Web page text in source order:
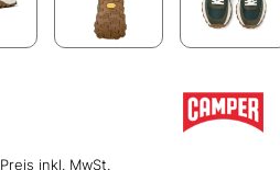
Preis inkl. MwSt.